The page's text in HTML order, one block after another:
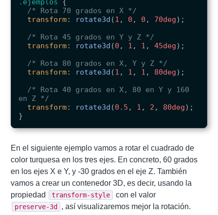
/* Rota 70 grados en X */
transform: rotate3d (1 , 0 , 0 , 70deg);
/* Rota 45 grados en Y y Z */
transform: rotate3d (0 , 1 , 1 , 45deg);
/* Rota 80 grados en X, Y y Z */
transform: rotate3d (1 , 1 , 1 , 80deg);
/* Rota 40 grados en X, 80 en Y y 160
en Z */
transform: rotate3d (0.5 , 1 , 2 , 80deg);
}
En el siguiente ejemplo vamos a rotar el cuadrado de
color turquesa en los tres ejes. En concreto, 60 grados
en los ejes X e Y, y -30 grados en el eje Z. También
vamos a crear un contenedor 3D, es decir, usando la
propiedad
transform-style con el valor
preserve-3d , así visualizaremos mejor la rotación.